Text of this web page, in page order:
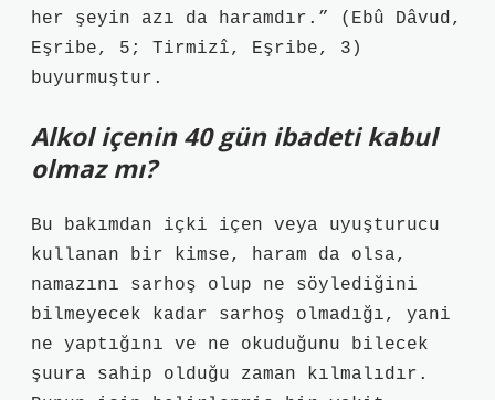
her şeyin azı da haramdır.” (Ebû Dâvud,
Eşribe, 5; Tirmizî, Eşribe, 3)
buyurmuştur.
Alkol içenin 40 gün ibadeti kabul
olmaz mı?
Bu bakımdan içki içen veya uyuşturucu
kullanan bir kimse, haram da olsa,
namazını sarhoş olup ne söylediğini
bilmeyecek kadar sarhoş olmadığı, yani
ne yaptığını ve ne okuduğunu bilecek
şuura sahip olduğu zaman kılmalıdır.